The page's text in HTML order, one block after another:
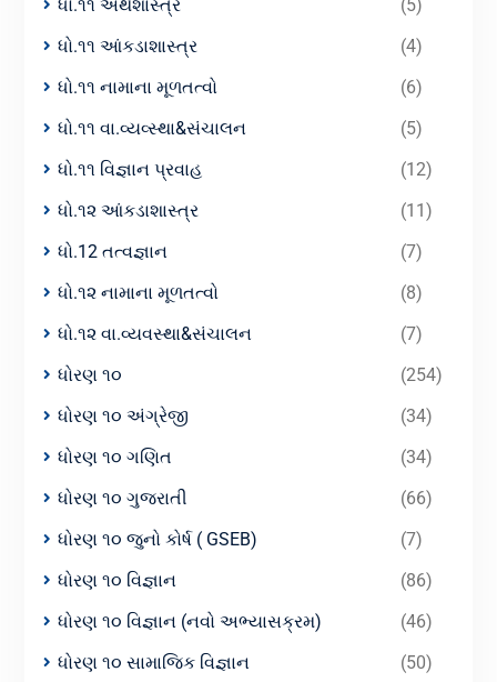
ધો.૧૧ અર્થશાસ્ત્ર
(5)
ધો.૧૧ આંકડાશાસ્ત્ર
(4)
ધો.૧૧ નામાના મૂળતત્વો
(6)
ધો.૧૧ વા.વ્યવ્સ્થા&સંચાલન
(5)
ધો.૧૧ વિજ્ઞાન પ્રવાહ
(12)
ધો.૧૨ આંકડાશાસ્ત્ર
(11)
ધો.12 તત્વજ્ઞાન
(7)
ધો.૧૨ નામાના મૂળતત્વો
(8)
ધો.૧૨ વા.વ્યવસ્થા&સંચાલન
(7)
ધોરણ ૧૦
(254)
ધોરણ ૧૦ અંગ્રેજી
(34)
ધોરણ ૧૦ ગણિત
(34)
ધોરણ ૧૦ ગુજરાતી
(66)
ધોરણ ૧૦ જુનો કોર્ષ ( GSEB)
(7)
ધોરણ ૧૦ વિજ્ઞાન
(86)
ધોરણ ૧૦ વિજ્ઞાન (નવો અભ્યાસક્રમ)
(46)
ધોરણ ૧૦ સામાજિક વિજ્ઞાન
(50)